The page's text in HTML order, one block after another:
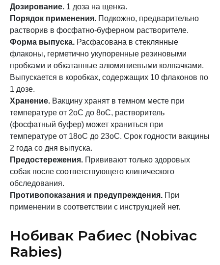
Дозирование. 1 доза на щенка.
Порядок применения. Подкожно, предварительно
растворив в фосфатно-буферном растворителе.
Форма выпуска. Расфасована в стеклянные
флаконы, герметично укупоренные резиновыми
пробками и обкатанные алюминиевыми колпачками.
Выпускается в коробках, содержащих 10 флаконов по
1 дозе.
Хранение. Вакцину хранят в темном месте при
температуре от 2оС до 8оС, растворитель
(фосфатный буфер) может храниться при
температуре от 18оС до 23оС. Срок годности вакцины
2 года со дня выпуска.
Предостережения. Прививают только здоровых
собак после соответствующего клинического
обследования.
Противопоказания и предупреждения. При
применении в соответствии с инструкцией нет.
Нобивак Рабиес (Nobivac
Rabies)